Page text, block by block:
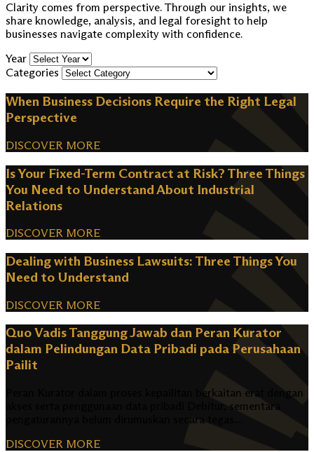
Clarity comes from perspective. Through our insights, we
share knowledge, analysis, and legal foresight to help
businesses navigate complexity with confidence.
Year
Categories
When Business Decisions Require the Right Legal
Perspective
DISCOVER MORE
Is Your Fixed-Term Contract at Risk? Three Things
You Need to Understand About Industrial
Relations
DISCOVER MORE
Dealing with Business Lawsuits: Three Things You
Need to Understand
DISCOVER MORE
Quo Vadis Tanggung Jawab dan Peran Kurator
dalam Pelindungan Data Pribadi pada Perusahaan
Pailit
Peran Kurator dalam proses kepailitan berkaitan erat dengan
akses serta penggunaan data pribadi Debitur, sementara
pengaturannya belum dirumuskan secara tegas....
DISCOVER MORE